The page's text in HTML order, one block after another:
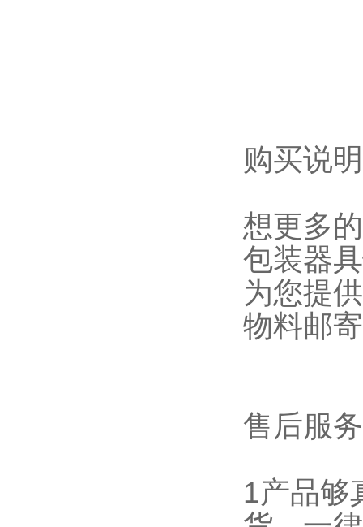
购买说
想更多
包装器
为您提
物料邮
售后服
1产品够